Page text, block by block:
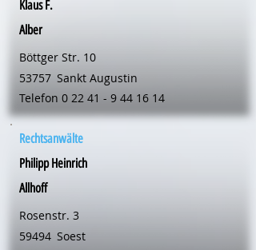
Klaus F.
Alber
Böttger Str. 10
53757 Sankt Augustin
Telefon 0 22 41 - 9 44 16 14
Rechtsanwälte
Philipp Heinrich
Allhoff
Rosenstr. 3
59494 Soest